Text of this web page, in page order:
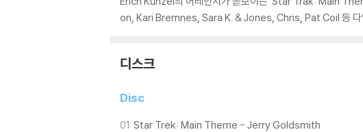
on, Kari Bremnes, Sara K. & Jones, Chris, Pat Coil 등 다
디스크
Disc
01 Star Trek: Main Theme - Jerry Goldsmith